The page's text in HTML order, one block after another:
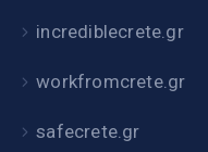
incrediblecrete.gr
workfromcrete.gr
safecrete.gr